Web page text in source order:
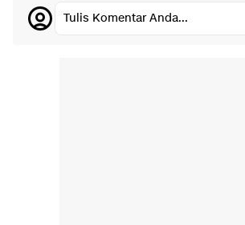
Tulis Komentar Anda...